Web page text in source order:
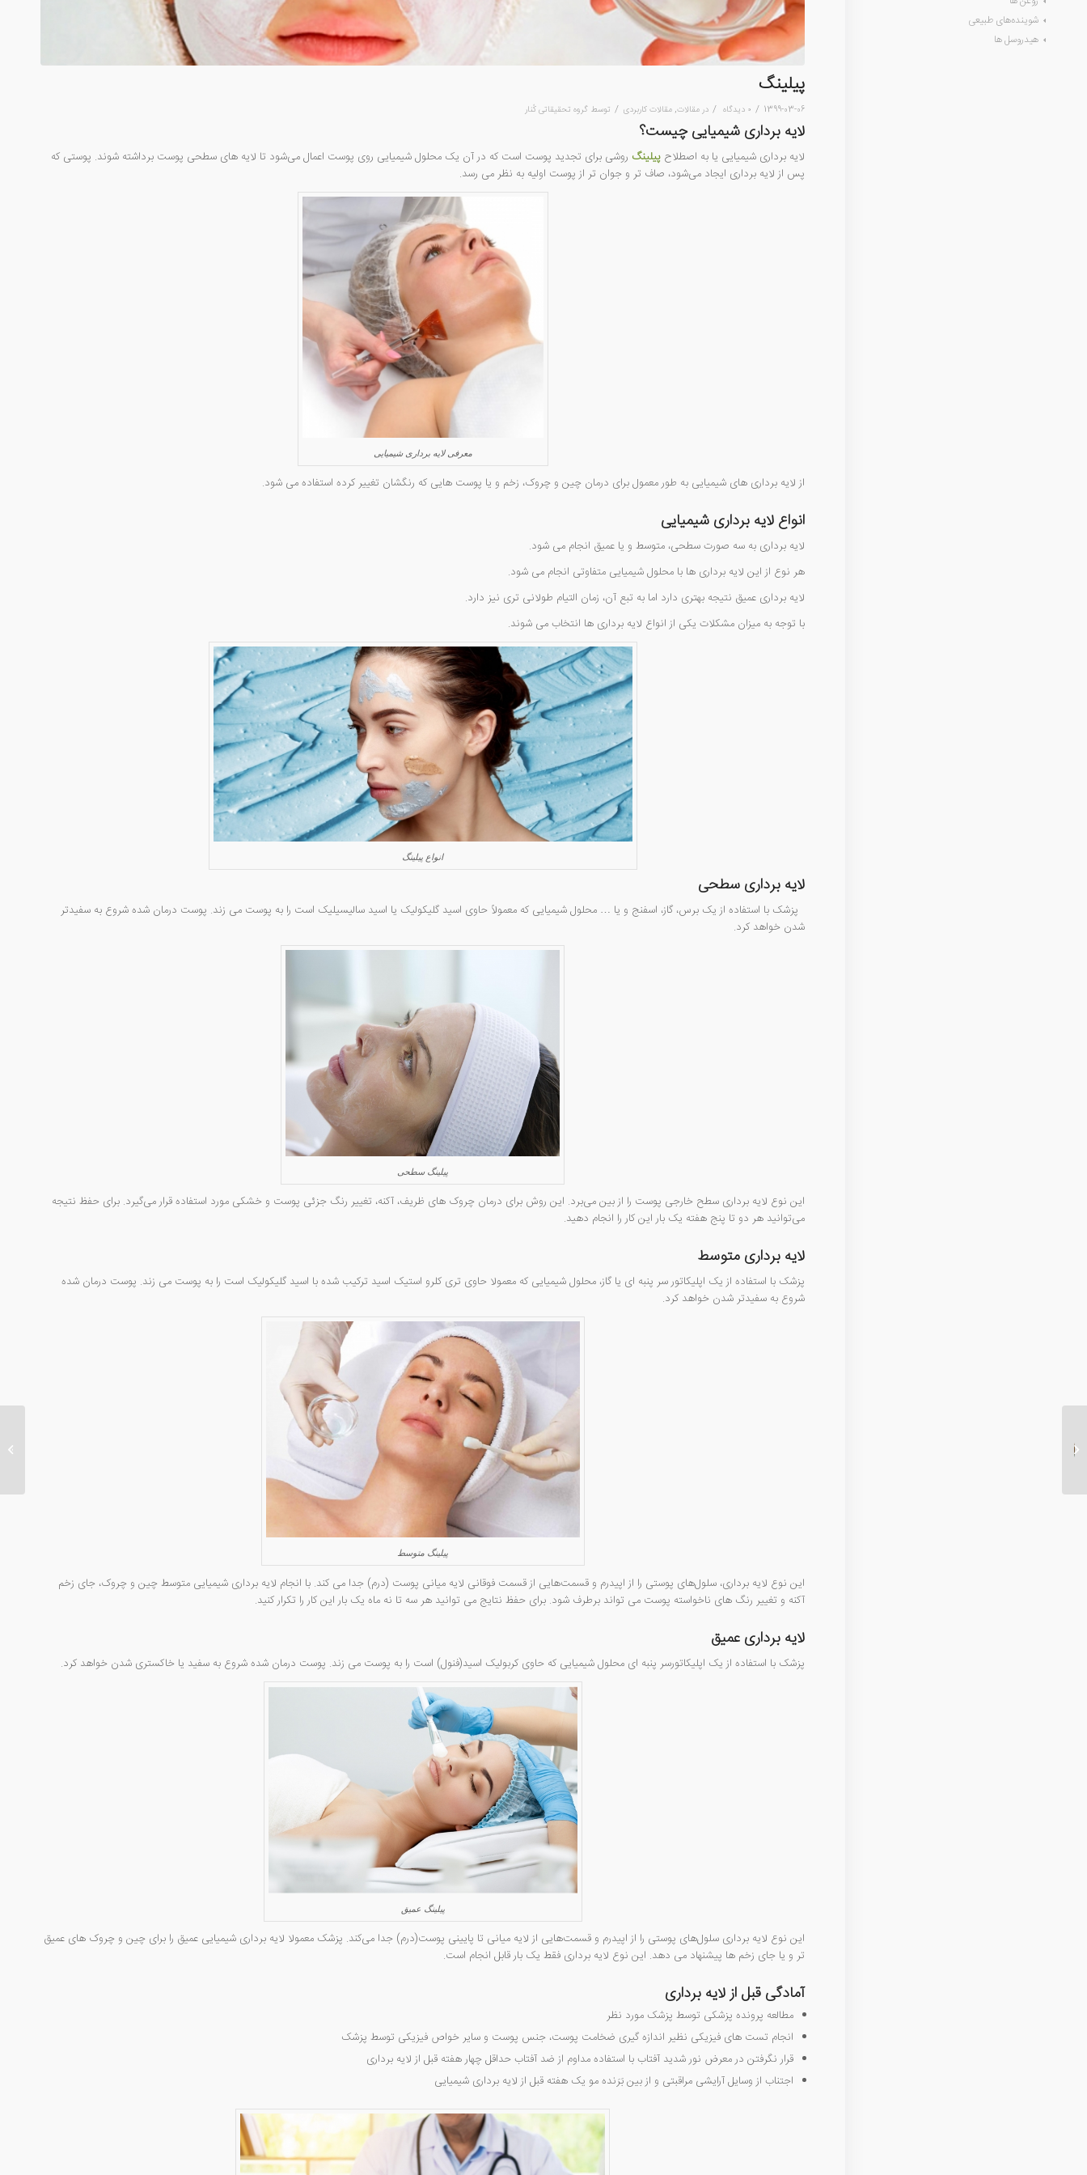
پیلینگ
1399-03-06
/ ۰ دیدگاه / در مقالات, مقالات کاربردی / توسط گروه تحقیقاتی کُنار
لایه برداری شیمیایی چیست؟
لایه برداری شیمیایی یا به اصطلاح پیلینگ روشی برای تجدید پوست است که در آن یک محلول شیمیایی روی پوست اعمال می‌شود تا لایه های سطحی پوست برداشته شوند. پوستی که
پس از لایه برداری ایجاد می‌شود، صاف تر و جوان تر از پوست اولیه به نظر می رسد.
معرفی لایه برداری شیمیایی
از لایه برداری های شیمیایی به طور معمول برای درمان چین و چروک، زخم و یا پوست هایی که رنگشان تغییر کرده استفاده می شود.
انواع لایه برداری شیمیایی
لایه برداری به سه صورت سطحی، متوسط و یا عمیق انجام می شود.
هر نوع از این لایه برداری ها با محلول شیمیایی متفاوتی انجام می شود.
لایه برداری عمیق نتیجه بهتری دارد اما به تبع آن، زمان التیام طولانی تری نیز دارد.
با توجه به میزان مشکلات یکی از انواع لایه برداری ها انتخاب می شوند.
انواع پیلینگ
لایه برداری سطحی
پزشک با استفاده از یک برس، گاز، اسفنج و یا … محلول شیمیایی که معمولاً حاوی اسید گلیکولیک یا اسید سالیسیلیک است را به پوست می زند. پوست درمان شده شروع به سفیدتر
شدن خواهد کرد.
پیلینگ سطحی
این نوع لایه برداری سطح خارجی پوست را از بین می‌برد. این روش برای درمان چروک های ظریف، آکنه، تغییر رنگ جزئی پوست و خشکی مورد استفاده قرار می‌گیرد. برای حفظ نتیجه
می‌توانید هر دو تا پنج هفته یک بار این کار را انجام دهید.
لایه برداری متوسط
پزشک با استفاده از یک اپلیکاتور سر پنبه ای یا گاز، محلول شیمیایی که معمولا حاوی تری کلرو استیک اسید ترکیب شده با اسید گلیکولیک است را به پوست می زند. پوست درمان شده
شروع به سفیدتر شدن خواهد کرد.
پیلینگ متوسط
این نوع لایه برداری، سلول‌های پوستی را از اپیدرم و قسمت‌هایی از قسمت فوقانی لایه میانی پوست (درم) جدا می کند. با انجام لایه برداری شیمیایی متوسط چین و چروک، جای زخم
آکنه و تغییر رنگ های ناخواسته پوست می تواند برطرف شود. برای حفظ نتایج می توانید هر سه تا نه ماه یک بار این کار را تکرار کنید.
لایه برداری عمیق
پزشک با استفاده از یک اپلیکاتورسر پنبه ای محلول شیمیایی که حاوی کربولیک اسید(فنول) است را به پوست می زند. پوست درمان شده شروع به سفید یا خاکستری شدن خواهد کرد.
پیلینگ عمیق
این نوع لایه برداری سلول‌های پوستی را از اپیدرم و قسمت‌هایی از لایه میانی تا پایینی پوست(درم) جدا می‌کند. پزشک معمولا لایه برداری شیمیایی عمیق را برای چین و چروک های عمیق
تر و یا جای زخم ها پیشنهاد می دهد. این نوع لایه برداری فقط یک بار قابل انجام است.
آمادگی قبل از لایه برداری
مطالعه پرونده پزشکی توسط پزشک مورد نظر
انجام تست های فیزیکی نظیر اندازه گیری ضخامت پوست، جنس پوست و سایر خواص فیزیکی توسط پزشک
قرار نگرفتن در معرض نور شدید آفتاب با استفاده مداوم از ضد آفتاب حداقل چهار هفته قبل از لایه برداری
اجتناب از وسایل آرایشی مراقبتی و از بین بَرَنده مو یک هفته قبل از لایه برداری شیمیایی
شوینده‌های طبیعی
هیدروسل ها
کاشت